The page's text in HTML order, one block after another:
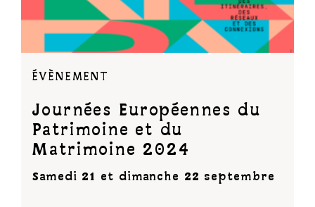
ÉVÈNEMENT
Journées Européennes du
Patrimoine et du
Matrimoine 2024
Samedi 21 et dimanche 22 septembre